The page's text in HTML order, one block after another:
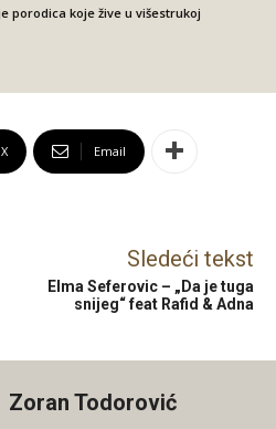
porodica koje žive u višestrukoj
X Email
Sledeći tekst
Elma Seferovic – „Da je tuga
snijeg“ feat Rafid & Adna
Zoran Todorović